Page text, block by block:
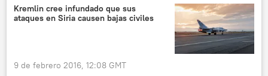
EEUU
Siria
John Kerry
María Zajárova
ataque aéreo
Kremlin cree infundado que sus
ataques en Siria causen bajas civiles
9 de febrero 2016, 12:08 GMT